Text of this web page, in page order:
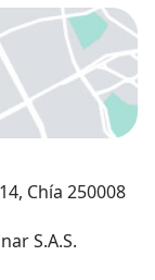
Chía 250008
S.A.S.